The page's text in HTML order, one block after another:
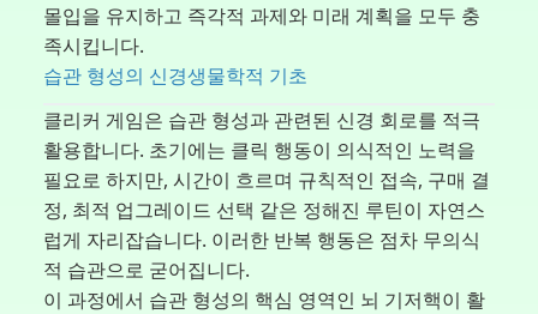
몰입을 유지하고 즉각적 과제와 미래 계획을 모두 충
족시킵니다.
습관 형성의 신경생물학적 기초
클리커 게임은 습관 형성과 관련된 신경 회로를 적극
활용합니다. 초기에는 클릭 행동이 의식적인 노력을
필요로 하지만, 시간이 흐르며 규칙적인 접속, 구매 결
정, 최적 업그레이드 선택 같은 정해진 루틴이 자연스
럽게 자리잡습니다. 이러한 반복 행동은 점차 무의식
적 습관으로 굳어집니다.
이 과정에서 습관 형성의 핵심 영역인 뇌 기저핵이 활